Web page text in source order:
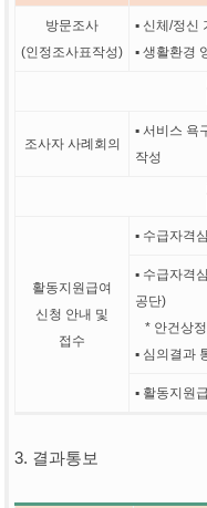
방문조사
(인정조사표작성)
▪ 신체/정신
▪ 생활환경
조사자 사례회의
▪ 서비스 욕
작성
활동지원급여
신청 안내 및
접수
▪ 수급자격
▪ 수급자격
공단)
* 안건상
▪ 심의결과
▪ 활동지원
3. 결과통보